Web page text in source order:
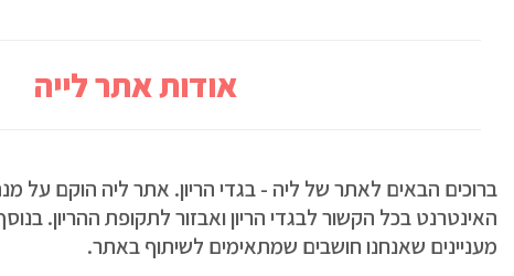
אודות אתר לייה
ברוכים הבאים לאתר של ליה - בגדי הריון. אתר ליה הוקם על
האינטרנט בכל הקשור לבגדי הריון ואבזור לתקופת ההריון.
מעניינים שאנחנו חושבים שמתאימים לשיתוף באתר.